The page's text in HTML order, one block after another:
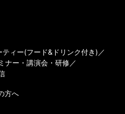
ティー(フード&ドリンク付き)
ナー・講演会・研修
方へ